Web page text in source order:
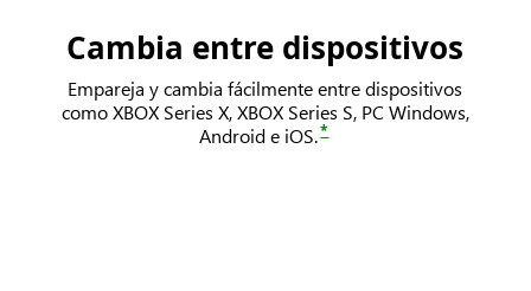
Cambia entre dispositivos
Empareja y cambia fácilmente entre dispositivos
como XBOX Series X, XBOX Series S, PC Windows,
Android e iOS.*